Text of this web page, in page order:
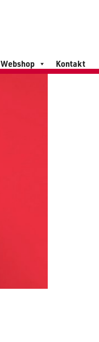
Webshop Kontakt